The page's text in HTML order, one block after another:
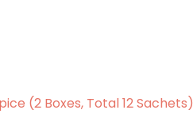
(2 Boxes, Total 12 Sachets)